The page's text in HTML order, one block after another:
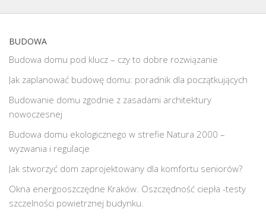
BUDOWA
Budowa domu pod klucz – czy to dobre rozwiązanie
Jak zaplanować budowę domu: poradnik dla początkujących
Budowanie domu zgodnie z zasadami architektury
nowoczesnej
Budowa domu ekologicznego w strefie Natura 2000 –
wyzwania i regulacje
Jak stworzyć dom zaprojektowany dla komfortu seniorów?
Okna energooszczędne Kraków. Oszczędność ciepła -testy
szczelności powietrznej budynku.